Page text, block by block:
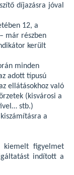
díjazásra jóval
12, a
már részben
került
minden
adott típusú
ellátásokhoz való
(kisvárosi a
stb.)
a
kiemelt figyelmet
indított a